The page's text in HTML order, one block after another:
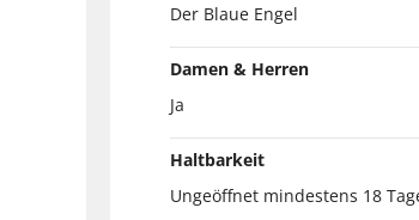
Der Blaue Engel
Damen & Herren
Ja
Haltbarkeit
Ungeöffnet mindestens 18